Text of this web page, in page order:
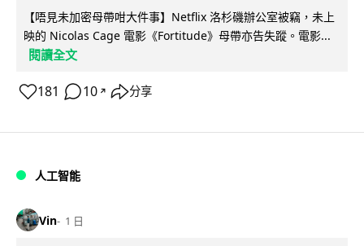
【唔見未加密母帶咁大件事】Netflix 洛杉磯辦公室被竊，未上
映的 Nicolas Cage 電影《Fortitude》母帶亦告失蹤。電影...
閱讀全文
181 10 ↗ 分享
人工智能
Vin 1 日